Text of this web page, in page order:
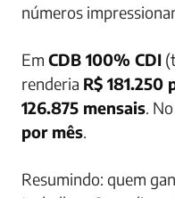
números
Em CDB 100% CDI
renderia R$ 181.250
126.875 mensais.
por mês.
Resumindo: quem